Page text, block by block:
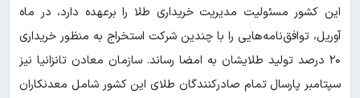
این کشور مسئولیت مدیریت خریداری طلا را برعهده دارد، در ماه
آوریل، توافق‌نامه‌هایی را با چندین شرکت استخراج به منظور خریداری
۲۰ درصد تولید طلایشان به امضا رساند. سازمان معادن تانزانیا نیز
سپتامبر پارسال تمام صادرکنندگان طلای این کشور شامل معدنکاران